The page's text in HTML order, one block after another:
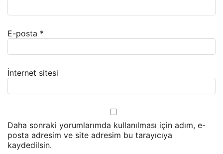
E-posta *
İnternet sitesi
Daha sonraki yorumlarımda kullanılması için adım, e-
posta adresim ve site adresim bu tarayıcıya
kaydedilsin.